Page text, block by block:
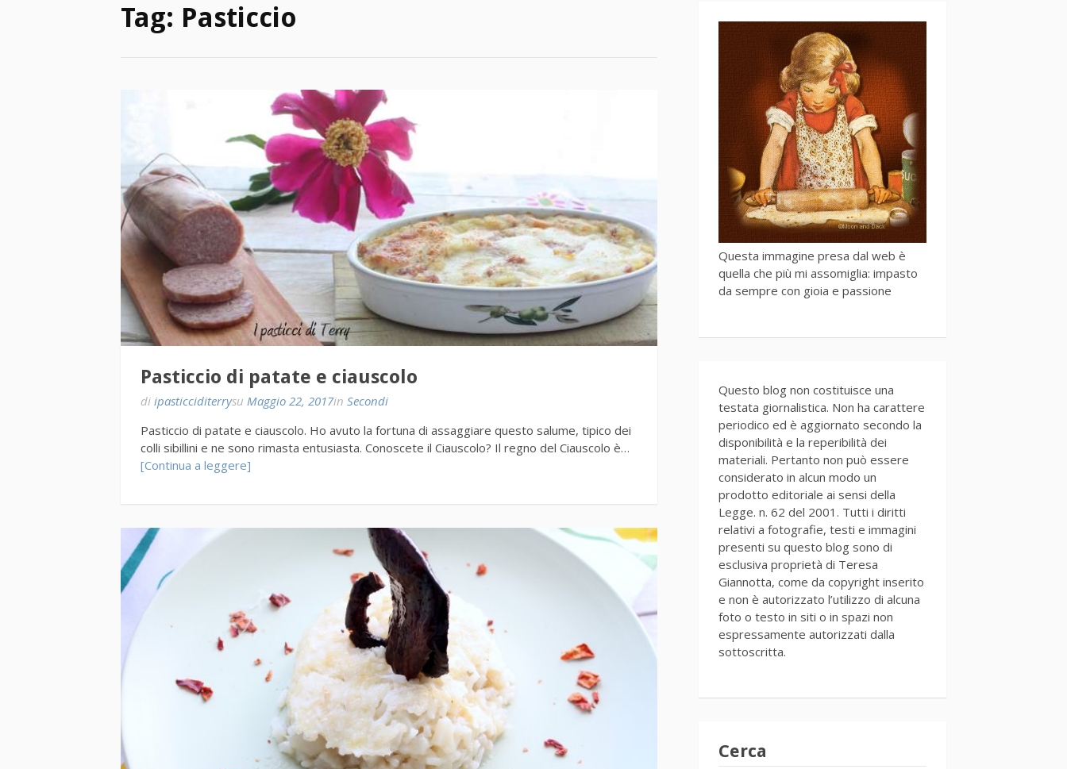
Tag: Pasticcio
Pasticcio di patate e ciauscolo
di ipasticciditerrysu Maggio 22, 2017in Secondi
Pasticcio di patate e ciauscolo. Ho avuto la fortuna di assaggiare questo salume, tipico dei
colli sibillini e ne sono rimasta entusiasta. Conoscete il Ciauscolo? Il regno del Ciauscolo è…
[Continua a leggere]
Questa immagine presa dal web è
quella che più mi assomiglia: impasto
da sempre con gioia e passione
Questo blog non costituisce una
testata giornalistica. Non ha carattere
periodico ed è aggiornato secondo la
disponibilità e la reperibilità dei
materiali. Pertanto non può essere
considerato in alcun modo un
prodotto editoriale ai sensi della
Legge. n. 62 del 2001. Tutti i diritti
relativi a fotografie, testi e immagini
presenti su questo blog sono di
esclusiva proprietà di Teresa
Giannotta, come da copyright inserito
e non è autorizzato l’utilizzo di alcuna
foto o testo in siti o in spazi non
espressamente autorizzati dalla
sottoscritta.
Cerca